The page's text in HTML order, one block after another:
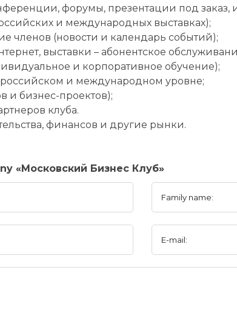
форумы, презентации под заказ,
и международных выставках);
членов (новости и календарь событий);
выставки – абонентское
и корпоративное обучение);
и международном уровне;
и бизнес-проектов);
клуба.
финансов и другие рынки.
«Московский Бизнес Клуб»
Family name:
E-mail: